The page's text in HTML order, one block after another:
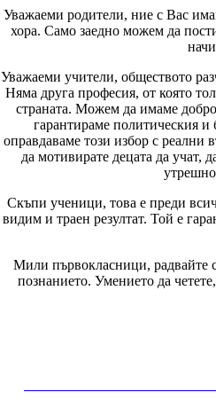
Уважаеми родители, ние с Вас
хора. Само заедно можем да
Уважаеми учители, обществото
Няма друга професия, от която
страната. Можем да имаме
гарантираме политическия
оправдаваме този избор с реални
да мотивирате децата да учат,
Скъпи ученици, това е преди
видим и траен резултат. Той е
Мили първокласници, радвайте
познанието. Умението да